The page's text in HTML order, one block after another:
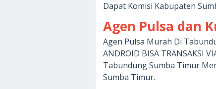
Dapat Komisi Kabupaten
Agen Pulsa dan
Agen Pulsa Murah Di
ANDROID BISA TRANSAKSI
Tabundung Sumba Timur
Sumba Timur.